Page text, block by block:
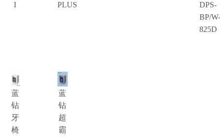
I
PLUS
DPS-
BP/
825D
蓝
钻
牙
椅
蓝
钻
超
霸